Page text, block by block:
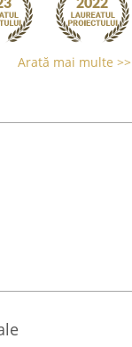
Arată mai multe >>